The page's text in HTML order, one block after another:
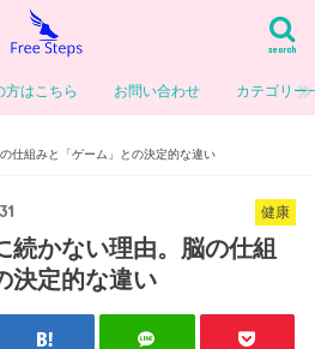
search
方はこちら お問い合わせ カテゴリー
仕組みと「ゲーム」との決定的な違い
健康
続かない理由。脳の仕組
決定的な違い